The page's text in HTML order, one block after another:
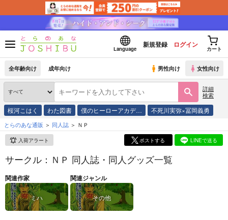
Language
新規登録 ログイン
カート
全年齢向け 成年向け 男性向け 女性向け
詳細
検索
桜河こはく わた図書 僕のヒーローアカデ… 不死川実弥×冨岡義勇
とらのあな通販 同人誌 ＮＰ
入荷アラート ポストする LINEで送る
サークル：ＮＰ 同人誌・同人グッズ一覧
関連作家
ミハ
関連ジャンル
その他